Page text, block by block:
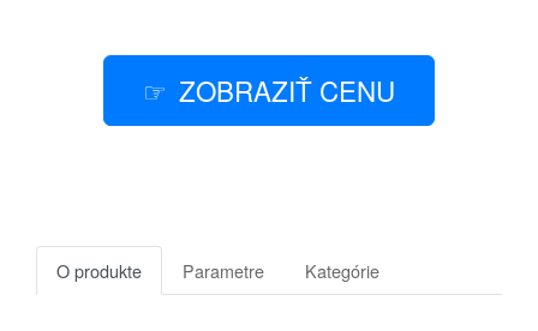
ZOBRAZIŤ CENU
O produkte Parametre Kategórie